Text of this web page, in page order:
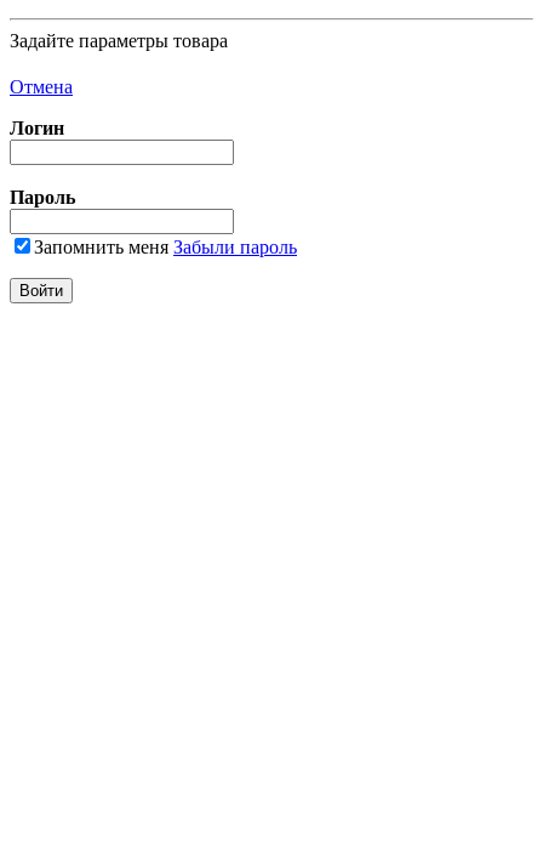
Задайте параметры товара
Отмена
Логин
Пароль
Запомнить меня Забыли пароль